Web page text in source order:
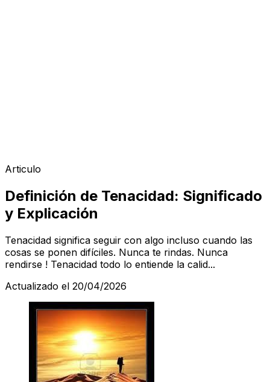
Articulo
Definición de Tenacidad: Significado
y Explicación
Tenacidad significa seguir con algo incluso cuando las
cosas se ponen difíciles. Nunca te rindas. Nunca
rendirse ! Tenacidad todo lo entiende la calid...
Actualizado el 20/04/2026